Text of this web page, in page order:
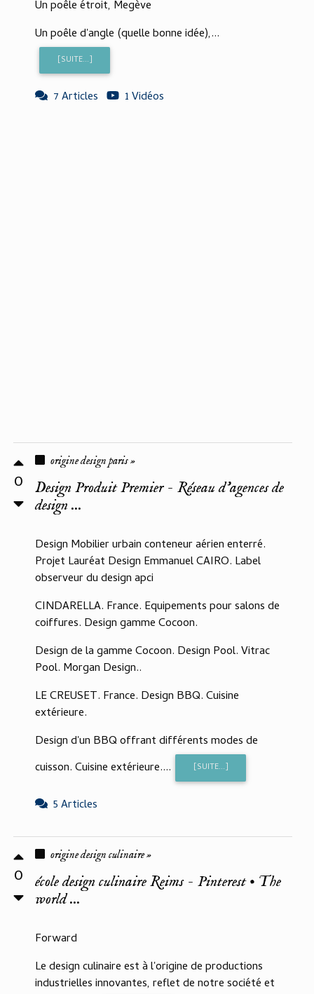
Un poêle étroit, Megève
Un poêle d'angle (quelle bonne idée),...
[SUITE...]
7 Articles 1 Vidéos
0
origine design paris »
Design Produit Premier - Réseau d'agences de
design ...
Design Mobilier urbain conteneur aérien enterré.
Projet Lauréat Design Emmanuel CAIRO. Label
observeur du design apci
CINDARELLA. France. Equipements pour salons de
coiffures. Design gamme Cocoon.
Design de la gamme Cocoon. Design Pool. Vitrac
Pool. Morgan Design..
LE CREUSET. France. Design BBQ. Cuisine
extérieure.
Design d'un BBQ offrant différents modes de
cuisson. Cuisine extérieure....
[SUITE...]
5 Articles
0
origine design culinaire »
école design culinaire Reims - Pinterest • The
world ...
Forward
Le design culinaire est à l'origine de productions
industrielles innovantes, reflet de notre société et